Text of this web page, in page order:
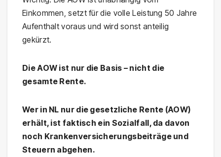
Einkommen, setzt für die volle Leistung 50 Jahre
Aufenthalt voraus und wird sonst anteilig
gekürzt.
Die AOW ist nur die Basis – nicht die
gesamte Rente.
Wer in NL nur die gesetzliche Rente (AOW)
erhält, ist faktisch ein Sozialfall, da davon
noch Krankenversicherungsbeiträge und
Steuern abgehen.